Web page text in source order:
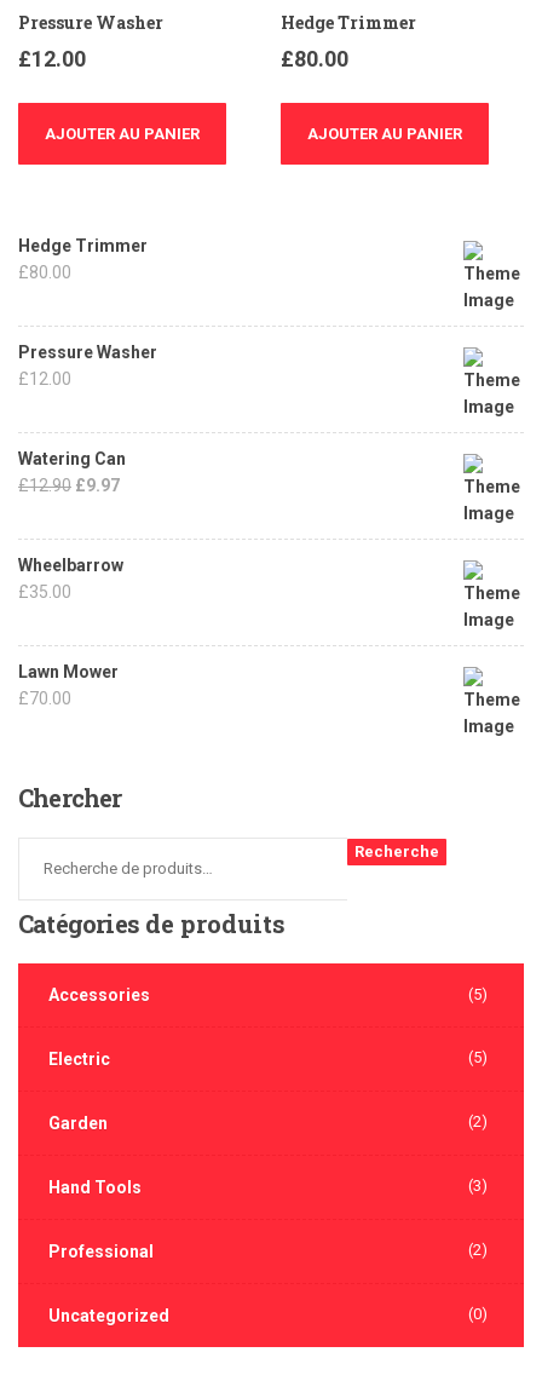
Pressure Washer
£12.00
AJOUTER AU PANIER
Hedge Trimmer
£80.00
AJOUTER AU PANIER
Hedge Trimmer
£80.00
Pressure Washer
£12.00
Watering Can
£12.90 £9.97
Wheelbarrow
£35.00
Lawn Mower
£70.00
Chercher
Recherche
Catégories de produits
Accessories (5)
Electric (5)
Garden (2)
Hand Tools (3)
Professional (2)
Uncategorized (0)